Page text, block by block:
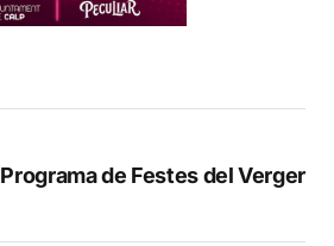
Programa de Festes del Verger